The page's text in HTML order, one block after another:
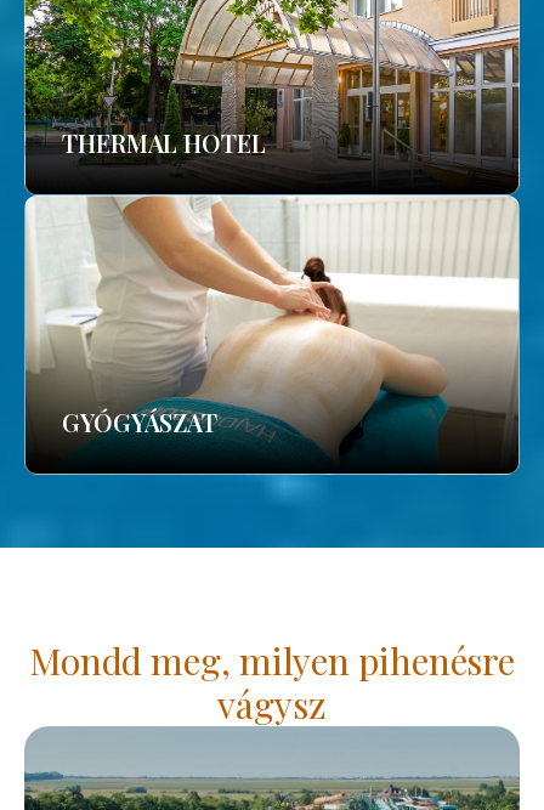
THERMAL HOTEL
GYÓGYÁSZAT
Mondd meg, milyen pihenésre
vágysz